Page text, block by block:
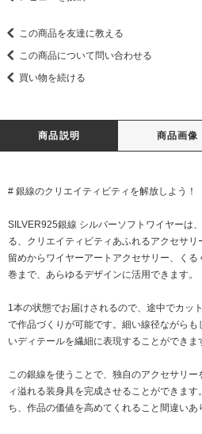
この商品を友達に教える
この商品について問い合わせる
買い物を続ける
商品説明 商品画像
# 銀線のクリエイティビティを解放しよう！
SILVER925銀線 シルバーソフトワイヤーは
る、クリエイティビティあふれるアクセサ
留めからワイヤーアートアクセサリー、く
巻まで、あらゆるデザインに活用できます。
1本の状態でお届けされるので、途中でカッ
で作品づくりが可能です。細い線径ながら
いディテールを繊細に表現することができま
この銀線を使うことで、独自のアクセサリ
ィ溢れる装身具を完成させることができま
ち、作品の価値を高めてくれること間違いあ